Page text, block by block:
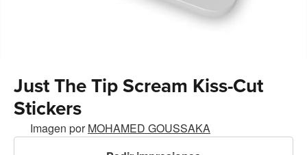
Just The Tip Scream Kiss-Cut
Stickers
Imagen porMOHAMED GOUSSAKA